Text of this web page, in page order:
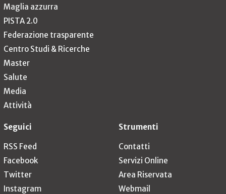
Maglia azzurra
PISTA 2.0
Federazione trasparente
Centro Studi & Ricerche
Master
Salute
Media
Attività
Seguici
RSS Feed
Facebook
Twitter
Instagram
Strumenti
Contatti
Servizi Online
Area Riservata
Webmail